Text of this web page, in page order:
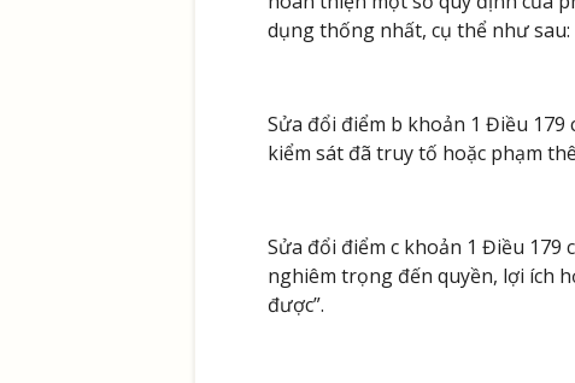
dụng thống nhất, cụ thể như sau:
Sửa đổi điểm b khoản 1 Điều 179
kiểm sát đã truy tố hoặc phạm
Sửa đổi điểm c khoản 1 Điều 179
nghiêm trọng đến quyền, lợi ích
được”.